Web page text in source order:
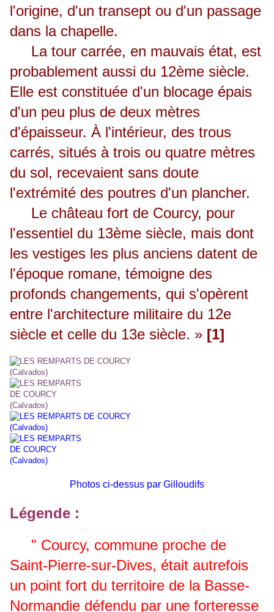
l'origine, d'un transept ou d'un passage
dans la chapelle.
La tour carrée, en mauvais état, est
probablement aussi du 12ème siècle.
Elle est constituée d'un blocage épais
d'un peu plus de deux mètres
d'épaisseur. À l'intérieur, des trous
carrés, situés à trois ou quatre mètres
du sol, recevaient sans doute
l'extrémité des poutres d'un plancher.
Le château fort de Courcy, pour
l'essentiel du 13ème siècle, mais dont
les vestiges les plus anciens datent de
l'époque romane, témoigne des
profonds changements, qui s'opèrent
entre l'architecture militaire du 12e
siècle et celle du 13e siècle. » [1]
Photos ci-dessus par Gilloudifs
Légende :
" Courcy, commune proche de
Saint-Pierre-sur-Dives, était autrefois
un point fort du territoire de la Basse-
Normandie défendu par une forteresse